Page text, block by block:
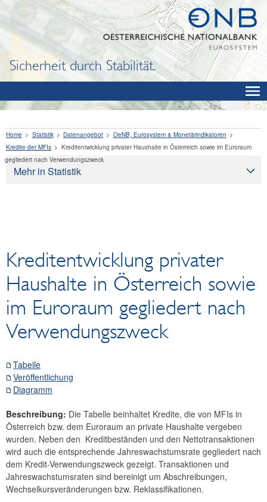
Sicherheit durch Stabilität.
Mehr in Statistik
Fremdwährungsliquidität
Ausweis der OeNB
Kredite der MFIs
Einlagen der MFIs
Mindestreserve
Zinssätze und Wechselkurse
Finanzinstitutionen
Wertpapiere
Zahlungsmittel und Zahlungssysteme
Preise, Wettbewerbsfähigkeit
Realwirtschaftliche Indikatoren
Gesamtwirtschaftliche Finanzierungsrechnung
Außenwirtschaft
Klassifikationen
Home Statistik Datenangebot
OeNB, Eurosystem & Monetärindikatoren
Kredite der MFIs
Kreditentwicklung privater Haushalte in Österreich sowie im Euroraum
gegliedert nach Verwendungszweck
Kreditentwicklung privater
Haushalte in Österreich sowie
im Euroraum gegliedert nach
Verwendungszweck
Tabelle
Veröffentlichung
Diagramm
Beschreibung: Die Tabelle beinhaltet Kredite, die von MFIs in
Österreich bzw. dem Euroraum an private Haushalte vergeben
wurden. Neben den Kreditbeständen und den Nettotransaktionen
wird auch die entsprechende Jahreswachstumsrate gegliedert nach
dem Kredit-Verwendungszweck gezeigt. Transaktionen und
Jahreswachstumsraten sind bereinigt um Abschreibungen,
Wechselkursveränderungen bzw. Reklassifikationen.